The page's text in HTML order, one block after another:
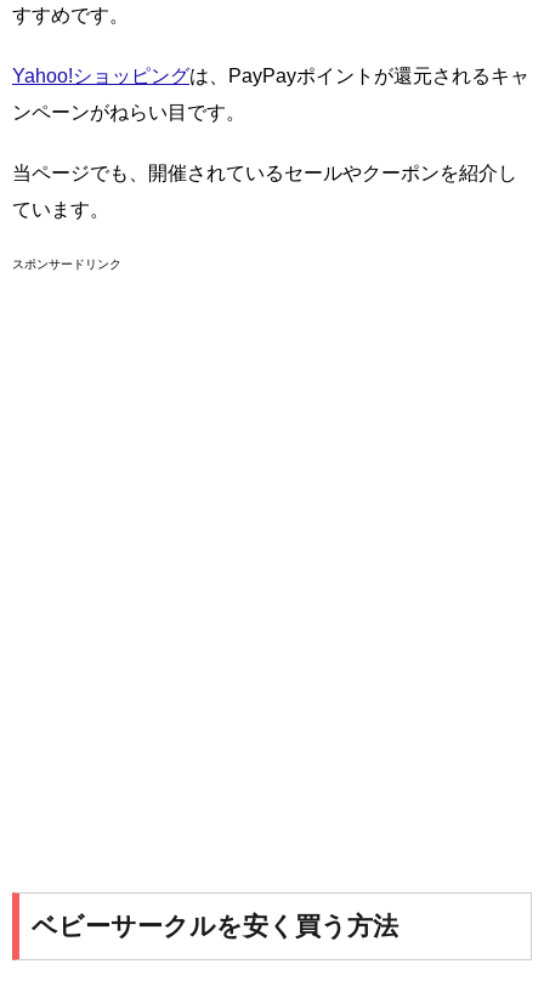
すすめです。
Yahoo!ショッピングは、PayPayポイントが還元されるキャ
ンペーンがねらい目です。
当ページでも、開催されているセールやクーポンを紹介し
ています。
スポンサードリンク
ベビーサークルを安く買う方法